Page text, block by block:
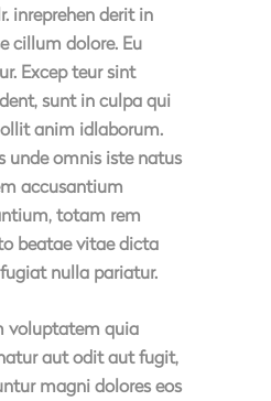
inreprehen derit in
cillum dolore. Eu
Excep teur sint
sunt in culpa qui
anim idlaborum.
unde omnis iste natus
accusantium
totam rem
beatae vitae dicta
nulla pariatur.
voluptatem quia
aut odit aut fugit,
magni dolores eos